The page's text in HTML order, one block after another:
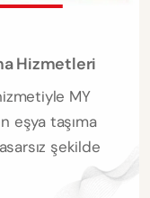
Hizmetleri
MY
eşya taşıma
şekilde